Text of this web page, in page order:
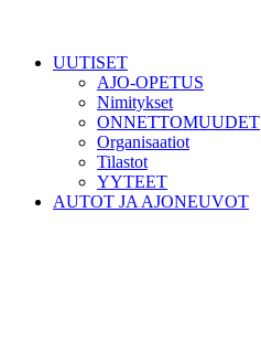
UUTISET
AJO-OPETUS
Nimitykset
ONNETTOMUUDET
Organisaatiot
Tilastot
YYTEET
AUTOT JA AJONEUVOT